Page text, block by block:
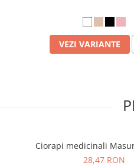
VEZI VARIANTE
Ciorapi medicinali
28,47 RON